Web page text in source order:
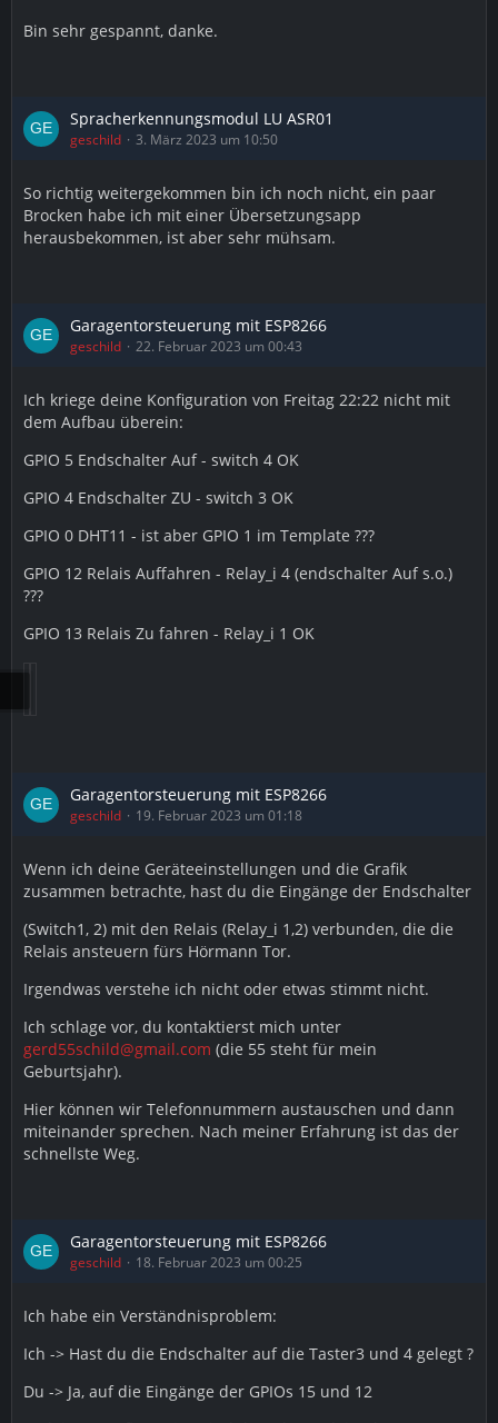
Bin sehr gespannt, danke.
Spracherkennungsmodul LU ASR01
geschild 3. März 2023 um 10:50
So richtig weitergekommen bin ich noch nicht, ein paar
Brocken habe ich mit einer Übersetzungsapp
herausbekommen, ist aber sehr mühsam.
Garagentorsteuerung mit ESP8266
geschild 22. Februar 2023 um 00:43
Ich kriege deine Konfiguration von Freitag 22:22 nicht mit
dem Aufbau überein:
GPIO 5 Endschalter Auf - switch 4 OK
GPIO 4 Endschalter ZU - switch 3 OK
GPIO 0 DHT11 - ist aber GPIO 1 im Template ???
GPIO 12 Relais Auffahren - Relay_i 4 (endschalter Auf s.o.)
???
GPIO 13 Relais Zu fahren - Relay_i 1 OK
Garagentorsteuerung mit ESP8266
geschild 19. Februar 2023 um 01:18
Wenn ich deine Geräteeinstellungen und die Grafik
zusammen betrachte, hast du die Eingänge der Endschalter
(Switch1, 2) mit den Relais (Relay_i 1,2) verbunden, die die
Relais ansteuern fürs Hörmann Tor.
Irgendwas verstehe ich nicht oder etwas stimmt nicht.
Ich schlage vor, du kontaktierst mich unter
gerd55schild@gmail.com (die 55 steht für mein
Geburtsjahr).
Hier können wir Telefonnummern austauschen und dann
miteinander sprechen. Nach meiner Erfahrung ist das der
schnellste Weg.
Garagentorsteuerung mit ESP8266
geschild 18. Februar 2023 um 00:25
Ich habe ein Verständnisproblem:
Ich -> Hast du die Endschalter auf die Taster3 und 4 gelegt ?
Du -> Ja, auf die Eingänge der GPIOs 15 und 12